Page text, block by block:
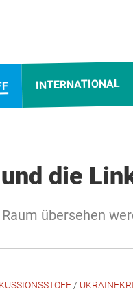
INTERNATIONAL
die
übersehen
/